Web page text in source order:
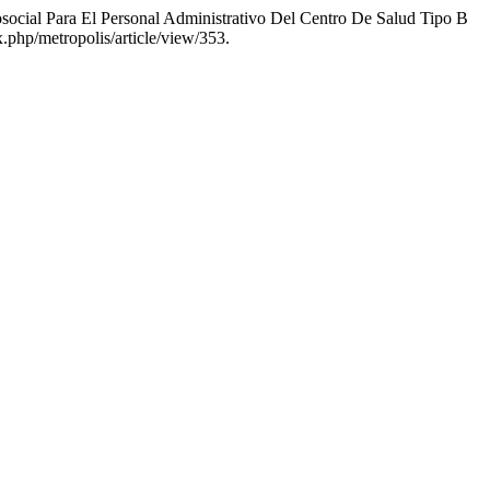
Para El Personal Administrativo Del Centro De Salud Tipo B
metropolis/article/view/353.